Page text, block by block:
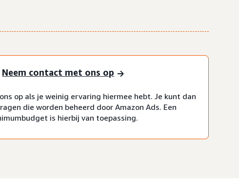
Neem contact met ons op
op als je weinig ervaring hiermee hebt. Je kunt dan
die worden beheerd door Amazon Ads. Een
is hierbij van toepassing.